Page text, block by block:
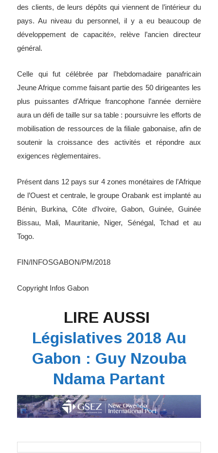
des clients, de leurs dépôts qui viennent de l’intérieur du
pays. Au niveau du personnel, il y a eu beaucoup de
développement de capacité», relève l’ancien directeur
général.
Celle qui fut célébrée par l’hebdomadaire panafricain
Jeune Afrique comme faisant partie des 50 dirigeantes les
plus puissantes d’Afrique francophone l’année dernière
aura un défi de taille sur sa table : poursuivre les efforts de
mobilisation de ressources de la filiale gabonaise, afin de
soutenir la croissance des activités et répondre aux
exigences règlementaires.
Présent dans 12 pays sur 4 zones monétaires de l’Afrique
de l’Ouest et centrale, le groupe Orabank est implanté au
Bénin, Burkina, Côte d’Ivoire, Gabon, Guinée, Guinée
Bissau, Mali, Mauritanie, Niger, Sénégal, Tchad et au
Togo.
FIN/INFOSGABON/PM/2018
Copyright Infos Gabon
LIRE AUSSI
Législatives 2018 Au
Gabon : Guy Nzouba
Ndama Partant